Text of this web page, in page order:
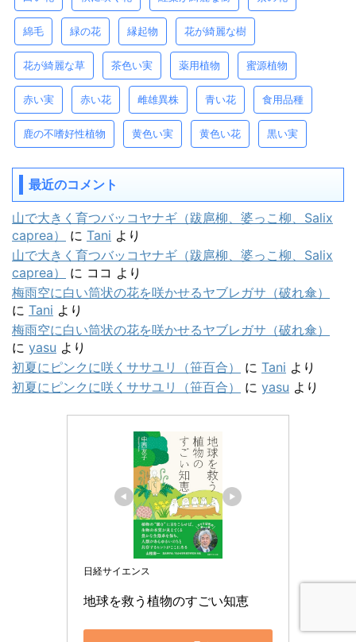
綿毛 緑の花 縁起物 花が綺麗な樹
花が綺麗な草 茶色い実 薬用植物 蜜源植物
赤い実 赤い花 雌雄異株 青い花 食用品種
鹿の不嗜好性植物 黄色い実 黄色い花 黒い実
最近のコメント
山で大きく育つバッコヤナギ（跋扈柳、婆っこ柳、Salix
caprea）
に Tani より
山で大きく育つバッコヤナギ（跋扈柳、婆っこ柳、Salix
caprea）
に ココ より
梅雨空に白い筒状の花を咲かせるヤブレガサ（破れ傘）
に Tani より
梅雨空に白い筒状の花を咲かせるヤブレガサ（破れ傘）
に yasu より
初夏にピンクに咲くササユリ（笹百合）
に Tani より
初夏にピンクに咲くササユリ（笹百合）
に yasu より
日経サイエンス
地球を救う植物のすごい知恵